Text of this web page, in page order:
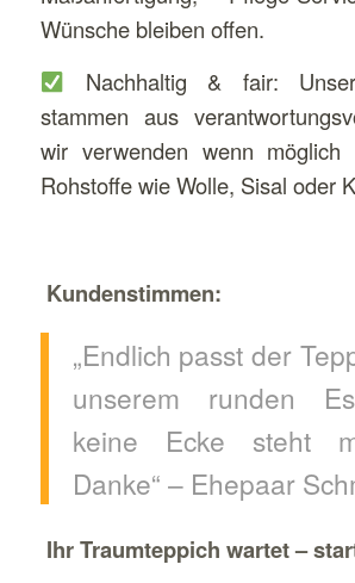
Wünsche bleiben offen.
Nachhaltig & fair:
stammen aus
wir verwenden wenn möglich
Rohstoffe wie Wolle, Sisal oder
Kundenstimmen:
„Endlich passt der
unserem runden
keine Ecke steht
Danke“ – Ehepaar
Ihr Traumteppich wartet –